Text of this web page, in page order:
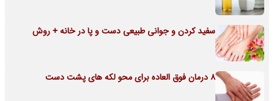
سفید کردن و جوانی طبیعی دست و پا در خانه + روش
8 درمان فوق العاده برای محو لکه های پشت دست